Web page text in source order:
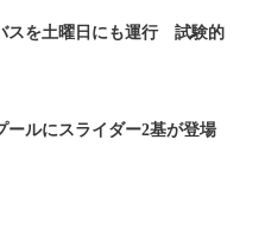
スを土曜日にも運行 試験的
ールにスライダー2基が登場